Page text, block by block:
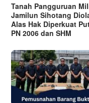
Tanah Pangguruan
Jamilun Sihotang
Alas Hak Diperkuat
PN 2006 dan SHM